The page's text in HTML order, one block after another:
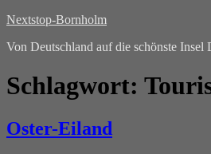
Nextstop-Bornholm
Von Deutschland auf die schönste Insel
Schlagwort:
Oster-Eiland